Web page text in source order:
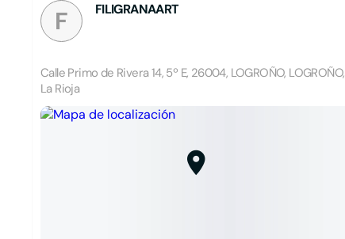
F FILIGRANAART
Calle Primo de Rivera 14, 5º E, 26004, LOGROÑO, LOGROÑO,
La Rioja